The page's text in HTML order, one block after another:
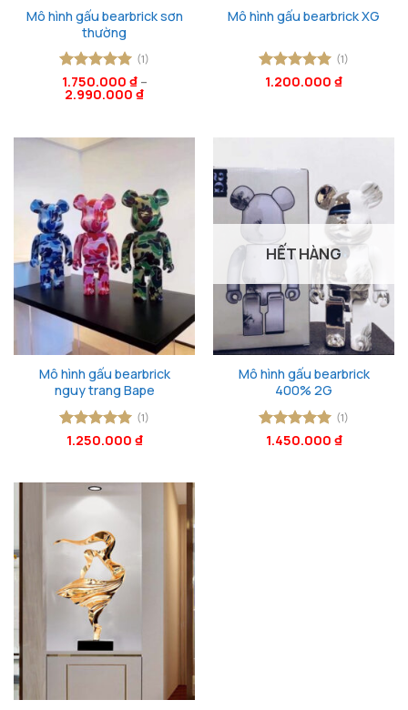
Mô hình gấu bearbrick sơn
thường
Được xếp
hạng55
(1)
1.750.000 ₫–
2.990.000 ₫
Mô hình gấu bearbrick XG
Được xếp
(1)
1.200.000 ₫
Mô hình gấu bearbrick
nguy trang Bape
Được xếp
(1)
1.250.000 ₫
HẾT HÀNG
Mô hình gấu bearbrick
400% 2G
Được xếp
(1)
1.450.000 ₫